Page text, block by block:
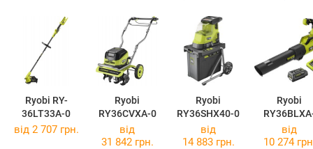
Ryobi RY-
36LT33A-0
Ryobi
RY36CVXA-0
Ryobi
RY36SHX40-0
Ryobi
140P
від 2 707 грн.
від
31 842 грн.
від
14 883 грн.
від
10 274